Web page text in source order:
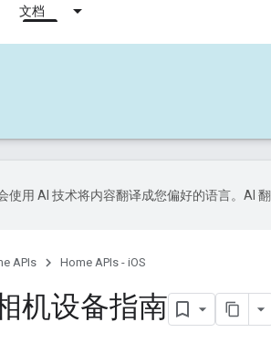
文档
使用 AI 技术将内容翻译成您偏好的语言。AI
APIs Home APIs - iOS
机设备指南